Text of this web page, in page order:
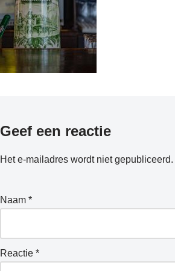
Geef een reactie
Het e-mailadres wordt niet gepubliceerd.
Naam *
Reactie *